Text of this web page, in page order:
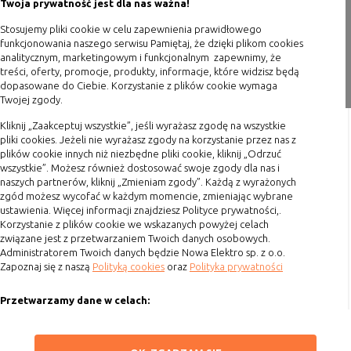
Twoja prywatność jest dla nas ważna!
Stosujemy pliki cookie w celu zapewnienia prawidłowego
funkcjonowania naszego serwisu Pamiętaj, że dzięki plikom cookies
analitycznym, marketingowym i funkcjonalnym zapewnimy, że
treści, oferty, promocje, produkty, informacje, które widzisz będą
dopasowane do Ciebie. Korzystanie z plików cookie wymaga
Twojej zgody.
Kliknij „Zaakceptuj wszystkie”, jeśli wyrażasz zgodę na wszystkie
pliki cookies. Jeżeli nie wyrażasz zgody na korzystanie przez nas z
plików cookie innych niż niezbędne pliki cookie, kliknij „Odrzuć
wszystkie”. Możesz również dostosować swoje zgody dla nas i
naszych partnerów, kliknij „Zmieniam zgody”. Każdą z wyrażonych
zgód możesz wycofać w każdym momencie, zmieniając wybrane
ustawienia. Więcej informacji znajdziesz Polityce prywatności,.
Korzystanie z plików cookie we wskazanych powyżej celach
związane jest z przetwarzaniem Twoich danych osobowych.
Administratorem Twoich danych będzie Nowa Elektro sp. z o.o.
Zapoznaj się z naszą Polityką cookies oraz Polityka prywatności
Przetwarzamy dane w celach:
treści i reklam oraz ich pomiaru, tworzenia statystyk, poprawy
Reklamy
umożliwiają wyświetlanie reklam,
które są bardziej interesujące dla
użytkowników, a jednocześnie
bardziej wartościowe dla wydawców i
reklamy, mogą być używane również
do wyświetlania reklam poza stronami
witryny (domeny)
Lokalizacja
umożliwiają dostosowanie
wyświetlanych informacji do
lokalizacji użytkownika
Analizy i
badania,
audyt
umożliwiają właścicielom witryn lepiej
zrozumieć preferencje ich
użytkowników i poprzez analizę
Zazwyczaj właściciel witryny lub firma
temat trendów bez identyfikowania
Blog
Zakupy
Terminy realizacji
Koszty przesyłki
Dostawa
Reklamacje
Zwrot towaru
Kontakt
Szybki kontakt
Godziny otwarcia: Pon.-Pt. 8-16